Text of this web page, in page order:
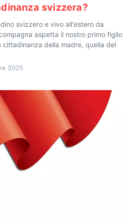
svizzera?
svizzero e vivo all'estero da
aspetta il nostro primo figlio
cittadinanza della madre, quella del
2025